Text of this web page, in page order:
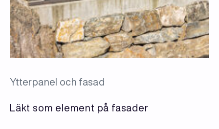
Ytterpanel och fasad
Läkt som element på fasader